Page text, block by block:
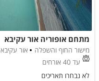
מתחם אופוריה אור עקיבא
מישור החוף והשפלה אור עקיבא
עד 40 אורחים
לא נבחרו תאריכים